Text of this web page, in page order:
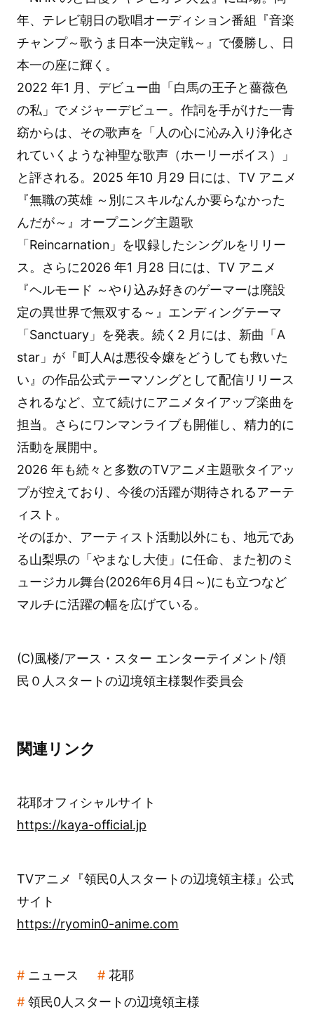
年、テレビ朝日の歌唱オーディション番組『音楽
チャンプ～歌うま日本一決定戦～』で優勝し、日
本一の座に輝く。
2022 年1 月、デビュー曲「白馬の王子と薔薇色
の私」でメジャーデビュー。作詞を手がけた一青
窈からは、その歌声を「人の心に沁み入り浄化さ
れていくような神聖な歌声（ホーリーボイス）」
と評される。2025 年10 月29 日には、TV アニメ
『無職の英雄 ～別にスキルなんか要らなかった
んだが～』オープニング主題歌
「Reincarnation」を収録したシングルをリリー
ス。さらに2026 年1 月28 日には、TV アニメ
『ヘルモード ～やり込み好きのゲーマーは廃設
定の異世界で無双する～』エンディングテーマ
「Sanctuary」を発表。続く2 月には、新曲「A
star」が『町人Aは悪役令嬢をどうしても救いた
い』の作品公式テーマソングとして配信リリース
されるなど、立て続けにアニメタイアップ楽曲を
担当。さらにワンマンライブも開催し、精力的に
活動を展開中。
2026 年も続々と多数のTVアニメ主題歌タイアッ
プが控えており、今後の活躍が期待されるアーテ
ィスト。
そのほか、アーティスト活動以外にも、地元であ
る山梨県の「やまなし大使」に任命、また初のミ
ュージカル舞台(2026年6月4日～)にも立つなど
マルチに活躍の幅を広げている。
(C)風楼/アース・スター エンターテイメント/領
民０人スタートの辺境領主様製作委員会
関連リンク
花耶オフィシャルサイト
https://kaya-official.jp
TVアニメ『領民0人スタートの辺境領主様』公式
サイト
https://ryomin0-anime.com
ニュース
花耶
領民0人スタートの辺境領主様